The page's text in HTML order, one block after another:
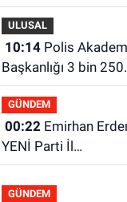
iddia ettiği genci
etti.
ULUSAL
10:14Polis Akademisi
Başkanlığı 3 bin 250
polis öğrencisi
GÜNDEM
00:22Emirhan Erdem
YENİ Parti İl
yönetiminden neden
yok?
GÜNDEM